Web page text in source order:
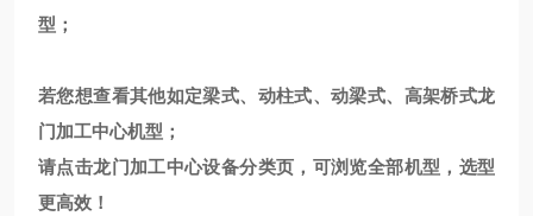
型；
若您想查看其他如定梁式、动柱式、动梁式、高架桥式龙
门加工中心机型；
请点击龙门加工中心设备分类页，可浏览全部机型，选型
更高效！